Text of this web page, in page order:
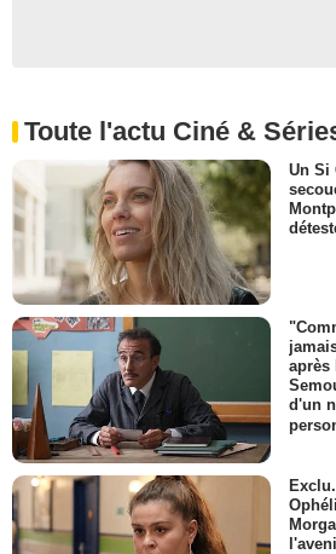
Toute l'actu Ciné &
Un Si
après
d'un